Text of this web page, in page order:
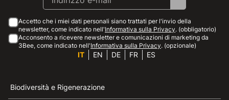
Accetto che i miei dati personali siano trattati per l'invio della
newsletter, come indicato nell'Informativa sulla Privacy. (obbligatorio)
Acconsento a ricevere newsletter e comunicazioni di marketing da
3Bee, come indicato nell'Informativa sulla Privacy. (opzionale)
IT EN DE FR ES
Biodiversità e Rigenerazione